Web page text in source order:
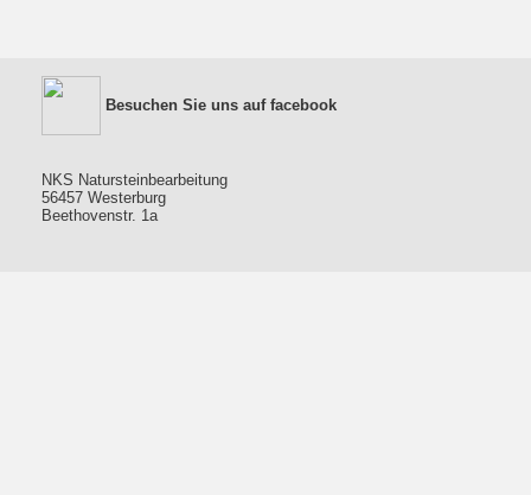
Besuchen Sie uns auf facebook
NKS Natursteinbearbeitung
56457 Westerburg
Beethovenstr. 1a